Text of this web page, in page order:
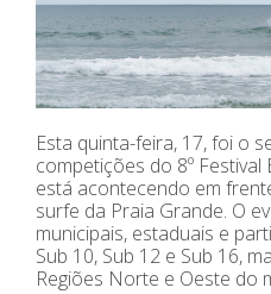
Esta quinta-feira, 17, foi o
competições do 8º Festival
está acontecendo em
surfe da Praia Grande. O
municipais, estaduais e
Sub 10, Sub 12 e Sub 16,
Regiões Norte e Oeste do